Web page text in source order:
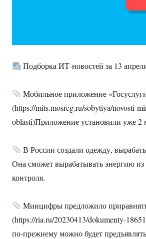
Подборка ИТ-новостей за 13
Мобильное приложение
(https://mits.mosreg.ru/sobytiya/novosti-
oblasti)Приложение установили уже 2
В России создали одежду,
Она сможет вырабатывать энергию из
контроля.
Минцифры предложило
(https://ria.ru/20230413/dokumenty-
по-прежнему можно будет